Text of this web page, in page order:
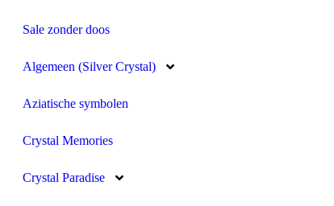
Sale zonder doos
Algemeen (Silver Crystal)
Aziatische symbolen
Crystal Memories
Crystal Paradise